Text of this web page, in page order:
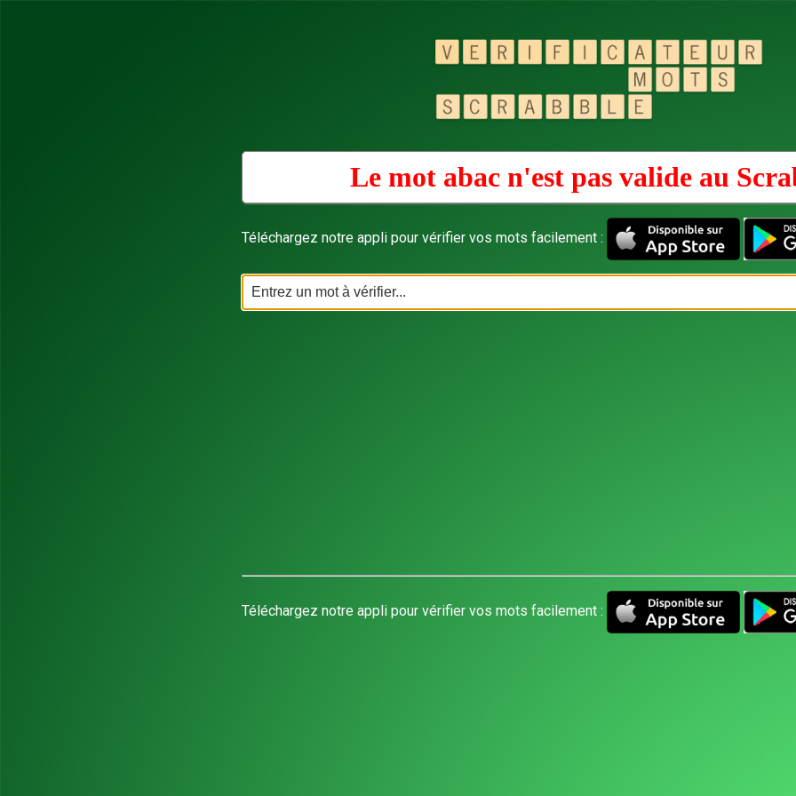
Le mot abac n'est pas valide au
Téléchargez notre appli pour vérifier vos mots facilement :
Téléchargez notre appli pour vérifier vos mots facilement :